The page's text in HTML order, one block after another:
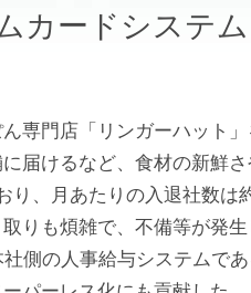
カードシステ
専門店「リンガーハット
届けるなど、食材の新鮮
り、月あたりの入退社数
りも煩雑で、不備等が発
側の人事給与システムで